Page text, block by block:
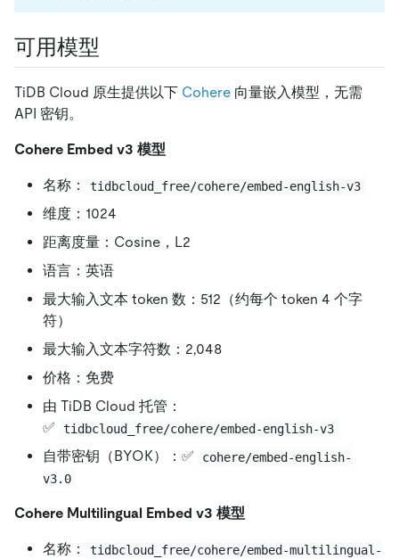
可用模型
TiDB Cloud 原生提供以下 Cohere 向量嵌入模型，无需
API 密钥。
Cohere Embed v3 模型
名称： tidbcloud_free/cohere/embed-english-v3
维度：1024
距离度量：Cosine，L2
语言：英语
最大输入文本 token 数：512（约每个 token 4 个字
符）
最大输入文本字符数：2,048
价格：免费
由 TiDB Cloud 托管：
✅
tidbcloud_free/cohere/embed-english-v3
自带密钥（BYOK）：✅
cohere/embed-english-
v3.0
Cohere Multilingual Embed v3 模型
名称：
tidbcloud_free/cohere/embed-multilingual-